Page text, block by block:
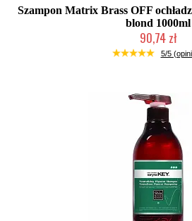
Szampon Matrix Brass OFF
blond 1000ml
90,74 zł
Duża ilość (wysyłka w
5/5